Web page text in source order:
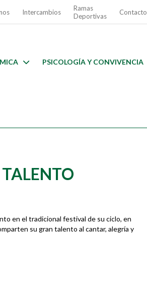
Intercambios
Ramas
Deportivas
Contacto
PSICOLOGÍA Y CONVIVENCIA
en el tradicional festival de su ciclo, en
su gran talento al cantar, alegría y